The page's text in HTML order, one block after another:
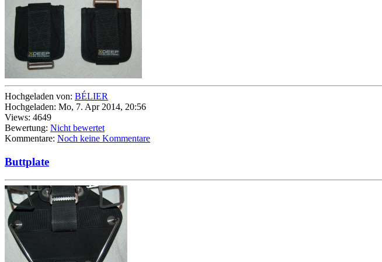
Hochgeladen von: BÉLIER
Hochgeladen: Mo, 7. Apr 2014, 20:56
Views: 4649
Bewertung: Nicht bewertet
Kommentare: Noch keine Kommentare
Buttplate